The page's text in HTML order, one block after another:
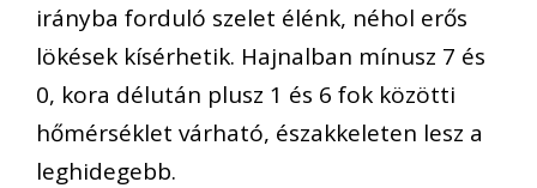
irányba forduló szelet élénk, néhol erős
lökések kísérhetik. Hajnalban mínusz 7 és
0, kora délután plusz 1 és 6 fok közötti
hőmérséklet várható, északkeleten lesz a
leghidegebb.